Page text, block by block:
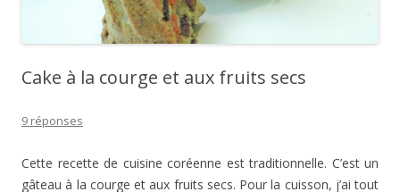
Cake à la courge et aux fruits secs
9 réponses
Cette recette de cuisine coréenne est traditionnelle. C’est un
gâteau à la courge et aux fruits secs. Pour la cuisson, j’ai tout